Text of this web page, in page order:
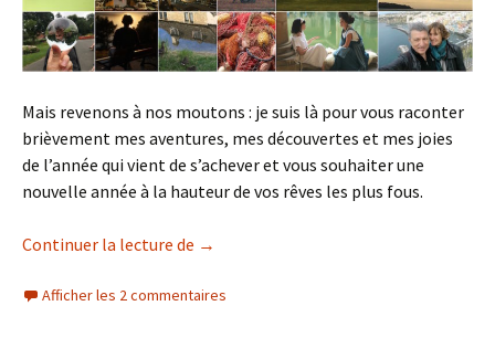
Mais revenons à nos moutons : je suis là pour vous raconter
brièvement mes aventures, mes découvertes et mes joies
de l’année qui vient de s’achever et vous souhaiter une
nouvelle année à la hauteur de vos rêves les plus fous.
Continuer la lecture de Bon pour la meilleure nouvelle année
→
Afficher les 2 commentaires